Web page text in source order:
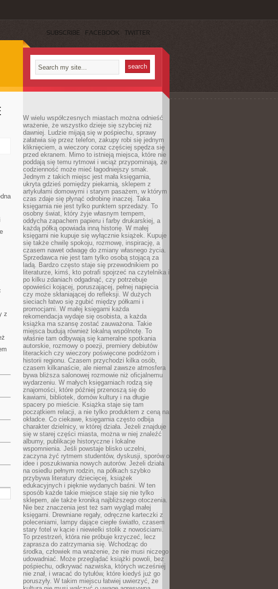
SUBSCRIBE FACEBOOK TWITTER
z
W wielu współczesnych miastach można odnieść
wrażenie, że wszystko dzieje się szybciej niż
dawniej. Ludzie mijają się w pośpiechu, sprawy
załatwia się przez telefon, zakupy robi się jednym
kliknięciem, a wieczory coraz częściej spędza się
przed ekranem. Mimo to istnieją miejsca, które nie
poddają się temu rytmowi i wciąż przypominają, że
codzienność może mieć łagodniejszy smak.
Jednym z takich miejsc jest mała księgarnia,
ukryta gdzieś pomiędzy piekarnią, sklepem z
artykułami domowymi i starym pasażem, w którym
czas zdaje się płynąć odrobinę inaczej. Taka
księgarnia nie jest tylko punktem sprzedaży. To
osobny świat, który żyje własnym tempem,
oddycha zapachem papieru i farby drukarskiej, a
każdą półką opowiada inną historię. W małej
księgarni nie kupuje się wyłącznie książek. Kupuje
się także chwilę spokoju, rozmowę, inspirację, a
czasem nawet odwagę do zmiany własnego życia.
Sprzedawca nie jest tam tylko osobą stojącą za
ladą. Bardzo często staje się przewodnikiem po
literaturze, kimś, kto potrafi spojrzeć na czytelnika i
po kilku zdaniach odgadnąć, czy potrzebuje
opowieści kojącej, poruszającej, pełnej napięcia
czy może skłaniającej do refleksji. W dużych
sieciach łatwo się zgubić między półkami i
promocjami. W małej księgarni każda
rekomendacja wydaje się osobista, a każda
książka ma szansę zostać zauważona. Takie
miejsca budują również lokalną wspólnotę. To
właśnie tam odbywają się kameralne spotkania
autorskie, rozmowy o poezji, premiery debiutów
literackich czy wieczory poświęcone podróżom i
historii regionu. Czasem przychodzi kilka osób,
czasem kilkanaście, ale niemal zawsze atmosfera
bywa bliższa salonowej rozmowie niż oficjalnemu
wydarzeniu. W małych księgarniach rodzą się
znajomości, które później przenoszą się do
kawiarni, bibliotek, domów kultury i na długie
spacery po mieście. Książka staje się tam
początkiem relacji, a nie tylko produktem z ceną na
okładce. Co ciekawe, księgarnia często odbija
charakter dzielnicy, w której działa. Jeżeli znajduje
się w starej części miasta, można w niej znaleźć
albumy, publikacje historyczne i lokalne
wspomnienia. Jeśli powstaje blisko uczelni,
zaczyna żyć rytmem studentów, dyskusji, sporów o
idee i poszukiwania nowych autorów. Jeżeli działa
na osiedlu pełnym rodzin, na półkach szybko
przybywa literatury dziecięcej, książek
edukacyjnych i pięknie wydanych baśni. W ten
sposób każde takie miejsce staje się nie tylko
sklepem, ale także kroniką najbliższego otoczenia.
Nie bez znaczenia jest też sam wygląd małej
księgarni. Drewniane regały, odręczne karteczki z
poleceniami, lampy dające ciepłe światło, czasem
stary fotel w kącie i niewielki stolik z nowościami.
To przestrzeń, która nie próbuje krzyczeć, lecz
zaprasza do zatrzymania się. Wchodząc do
środka, człowiek ma wrażenie, że nie musi niczego
udowadniać. Może przeglądać książki powoli, bez
pośpiechu, odkrywać nazwiska, których wcześniej
nie znał, i wracać do tytułów, które kiedyś już go
poruszyły. W takim miejscu łatwiej uwierzyć, że